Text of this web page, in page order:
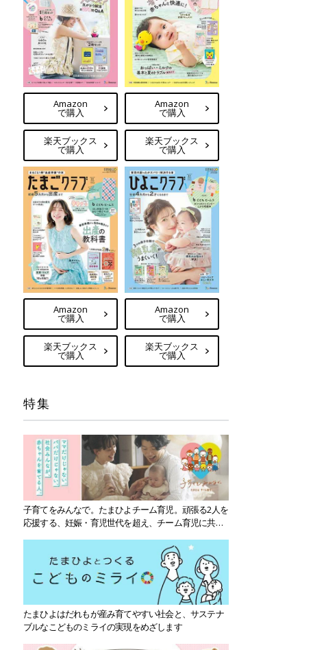
Amazon
で購入
楽天ブックス
で購入
Amazon
で購入
楽天ブックス
で購入
Amazon
で購入
楽天ブックス
で購入
Amazon
で購入
楽天ブックス
で購入
特集
子育てをみんなで。たまひよチーム育児。頑張る2人を
応援する、妊娠・育児世代を超え、チーム育児に共感
たまひよはだれもが産み育てやすい社会と、サステナ
ブルなこどものミライの実現をめざします